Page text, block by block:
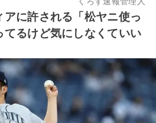
に許される「松ヤニ使っ
てるけど気にしなくていい